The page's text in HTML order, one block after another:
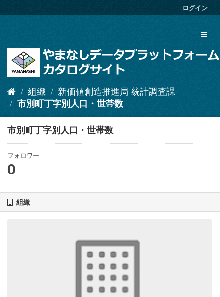
キ
ログイン
組織
新価値創造推進局 統計調査課
市別町丁字別人口・世帯数
市別町丁字別人口・世帯数
フォロワー
0
組織